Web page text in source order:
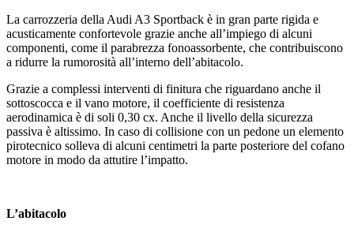
La carrozzeria della Audi A3 Sportback è in gran parte rigida e
acusticamente confortevole grazie anche all’impiego di alcuni
componenti, come il parabrezza fonoassorbente, che contribuiscono
a ridurre la rumorosità all’interno dell’abitacolo.
Grazie a complessi interventi di finitura che riguardano anche il
sottoscocca e il vano motore, il coefficiente di resistenza
aerodinamica è di soli 0,30 cx. Anche il livello della sicurezza
passiva è altissimo. In caso di collisione con un pedone un elemento
pirotecnico solleva di alcuni centimetri la parte posteriore del cofano
motore in modo da attutire l’impatto.
L’abitacolo